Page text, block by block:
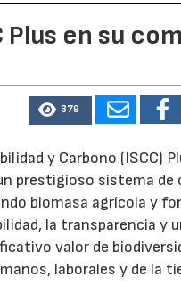
en su
379
y Carbono (ISCC)
prestigioso sistema
biomasa agrícola y
la transparencia y
valor de
laborales y de la